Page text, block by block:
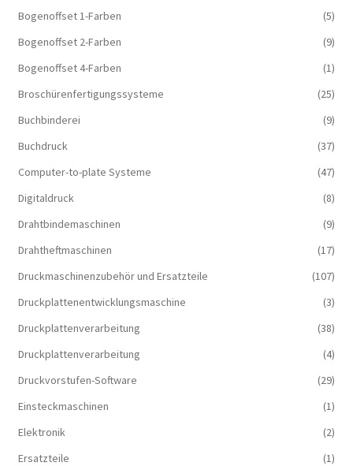
Bogenoffset 1-Farben
(5)
Bogenoffset 2-Farben
(9)
Bogenoffset 4-Farben
(1)
Broschürenfertigungssysteme
(25)
Buchbinderei
(9)
Buchdruck
(37)
Computer-to-plate Systeme
(47)
Digitaldruck
(8)
Drahtbindemaschinen
(9)
Drahtheftmaschinen
(17)
Druckmaschinenzubehör und Ersatzteile
(107)
Druckplattenentwicklungsmaschine
(3)
Druckplattenverarbeitung
(38)
Druckplattenverarbeitung
(4)
Druckvorstufen-Software
(29)
Einsteckmaschinen
(1)
Elektronik
(2)
Ersatzteile
(1)